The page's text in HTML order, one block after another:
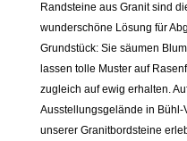
Randsteine aus Granit sind
wunderschöne Lösung für
Grundstück: Sie säumen
lassen tolle Muster auf
zugleich auf ewig erhalten.
Ausstellungsgelände in
unserer Granitbordsteine